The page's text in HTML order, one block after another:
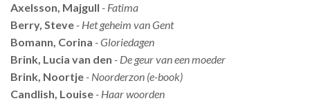
Axelsson, Majgull - Fatima
Berry, Steve - Het geheim van Gent
Bomann, Corina - Gloriedagen
Brink, Lucia van den - De geur van een moeder
Brink, Noortje - Noorderzon (e-book)
Candlish, Louise - Haar woorden